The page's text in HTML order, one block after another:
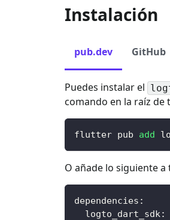
Instalación
pub.dev GitHub
Puedes instalar el
comando en la raíz de
flutter pub add
O añade lo siguiente a
dependencies :
logto_dart_sdk: